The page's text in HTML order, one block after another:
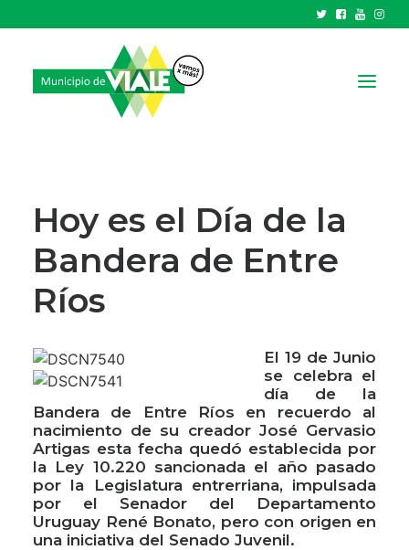
HCD
TRÁMITES Y SERVICIOS
CIUDAD
RECAUDACIONES
Hoy es el Día de la
Bandera de Entre
Ríos
El 19 de Junio
se celebra el
día de la
Bandera de Entre Ríos en recuerdo al
nacimiento de su creador José Gervasio
Artigas esta fecha quedó establecida por
la Ley 10.220 sancionada el año pasado
por la Legislatura entrerriana, impulsada
por el Senador del Departamento
Uruguay René Bonato, pero con origen en
una iniciativa del Senado Juvenil.